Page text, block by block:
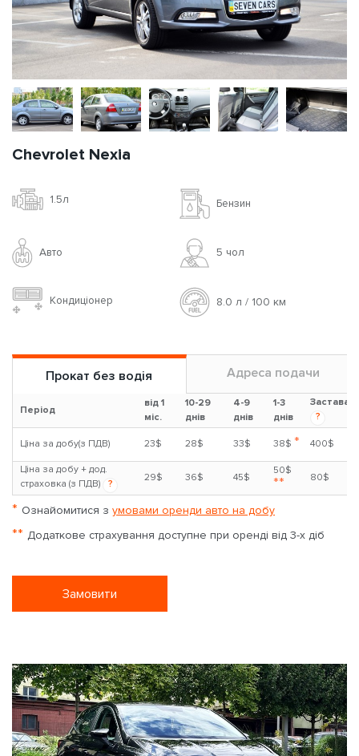
Chevrolet Nexia
1.5л Бензин
Авто 5 чoл
Кондиціонер 8.0 л / 100 км
Прокат без водія Адреса подачи
Період
від 1
міс.
10-29
днів
4-9
днів
1-3
днів
Застава
?
Ціна за добу(з ПДВ) 23$ 28$ 33$ 38$ * 400$
Ціна за добу + дод.
страховка (з ПДВ)
?
29$ 36$ 45$
50$
** 80$
* Ознайомитися з умовами оренди авто на добу
** Додаткове страхування доступне при оренді від 3-х діб
Замовити